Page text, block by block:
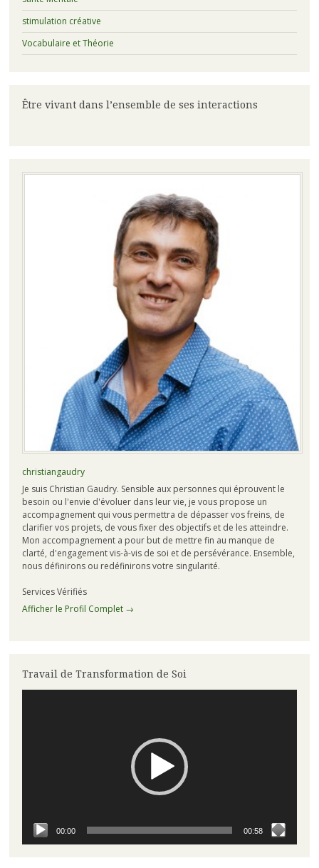
stimulation créative
Vocabulaire et Théorie
Être vivant dans l’ensemble de ses interactions
christiangaudry
Je suis Christian Gaudry. Sensible aux personnes qui éprouvent le
besoin ou l'envie d'évoluer dans leur vie, je vous propose un
accompagnement qui vous permettra de dépasser vos freins, de
clarifier vos projets, de vous fixer des objectifs et de les atteindre.
Mon accompagnement a pour but de mettre fin au manque de
clarté, d'engagement vis-à-vis de soi et de persévérance. Ensemble,
nous définirons ou redéfinirons votre singularité.
Services Vérifiés
Afficher le Profil Complet →
Travail de Transformation de Soi
00:00 00:58